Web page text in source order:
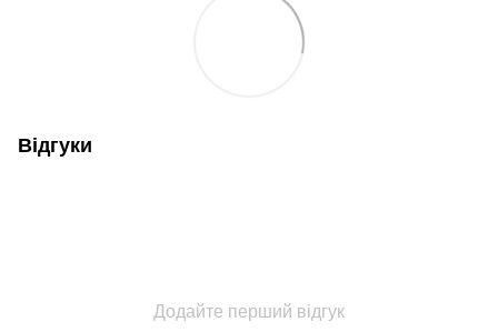
Відгуки
Додайте перший відгук